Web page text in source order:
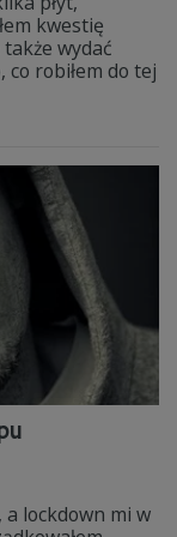
kwestię
wydać
robiłem do tej
lockdown mi w